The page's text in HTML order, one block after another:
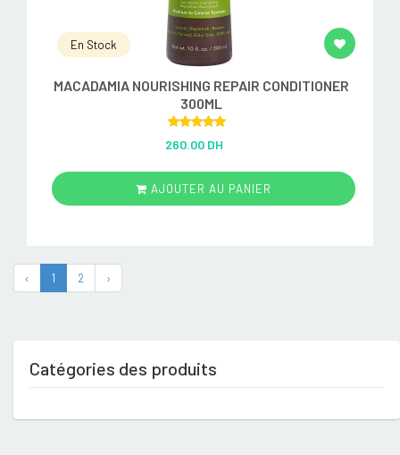
En Stock
MACADAMIA NOURISHING REPAIR CONDITIONER
300ML
out of 5
260.00 DH
AJOUTER AU PANIER
‹ 1 2 ›
Catégories des produits